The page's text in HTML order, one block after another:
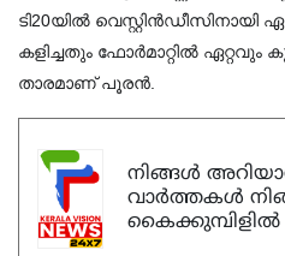
ടി20യിൽ
കളിച്ചതും ഫോർമാറ്റിൽ
താരമാണ് പൂരൻ.
നിങ്ങൾ
വാർത്തകൾ
കൈക്കുമ്പിളിൽ